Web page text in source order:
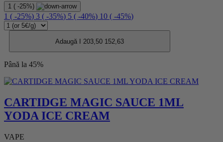
1 ( -25%)
1 ( -25%) 3 ( -35%) 5 ( -40%) 10 ( -45%)
Adaugă I 203,50 152,63
Până la 45%
CARTIDGE MAGIC SAUCE 1ML
YODA ICE CREAM
VAPE